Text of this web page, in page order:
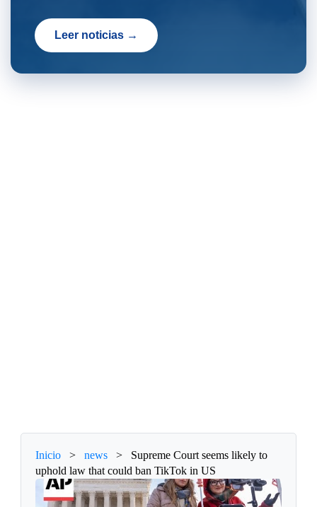
Leer noticias →
Inicio > news >
Supreme Court seems likely to
uphold law that could ban TikTok in US